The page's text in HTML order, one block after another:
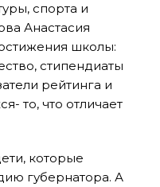
спорта и
Анастасия
школы:
стипендиаты
рейтинга и
то, что отличает
которые
губернатора. А